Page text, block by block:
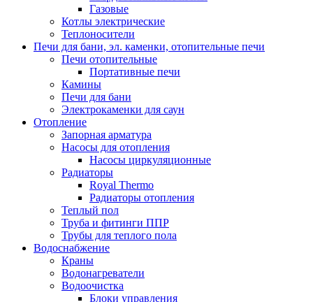
Газовые
Котлы электрические
Теплоносители
Печи для бани, эл. каменки, отопительные печи
Печи отопительные
Портативные печи
Камины
Печи для бани
Электрокаменки для саун
Отопление
Запорная арматура
Насосы для отопления
Насосы циркуляционные
Радиаторы
Royal Thermo
Радиаторы отопления
Теплый пол
Труба и фитинги ППР
Трубы для теплого пола
Водоснабжение
Краны
Водонагреватели
Водоочистка
Блоки управления